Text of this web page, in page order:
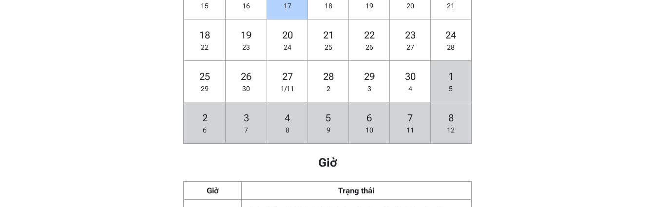
15 16 17 18 19 20 21
18
22
19
23
20
24
21
25
22
26
23
27
24
28
25
29
26
30
27
1/11
28
2
29
3
30
4
1
5
2
6
3
7
4
8
5
9
6
10
7
11
8
12
Giờ
Giờ Trạng thái